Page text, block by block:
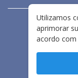
Utilizamos
aprimorar
acordo com